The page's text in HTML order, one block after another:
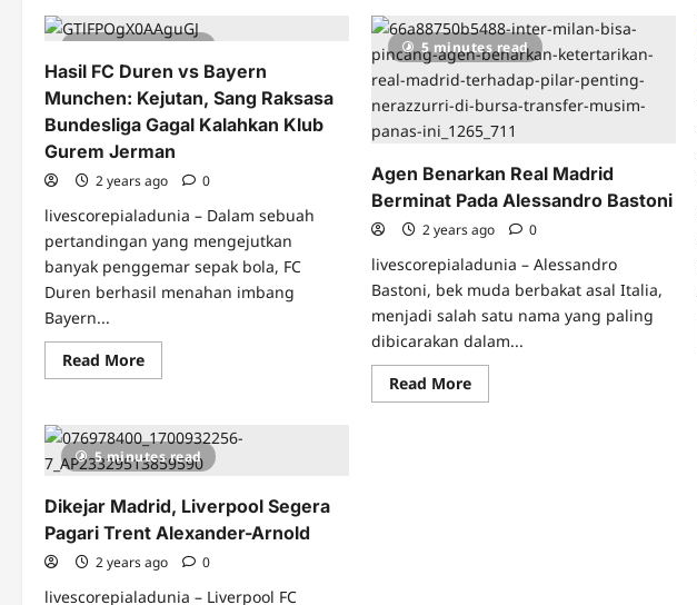
Selangkah
Lebih
Gabung
Atletico
Madrid:
Apa
yang
Bisa
Diharapkan?
Rekap
Guinea
di
Olimpiade
2024:
Babak
Belur
di
3
‘Karma’
Singkirkan
Timnas
Indonesia
U-
23?
5 minutes read
Hasil FC Duren vs Bayern
Munchen: Kejutan, Sang Raksasa
Bundesliga Gagal Kalahkan Klub
Gurem Jerman
2 years ago 0
livescorepialadunia – Dalam sebuah
pertandingan yang mengejutkan
banyak penggemar sepak bola, FC
Duren berhasil menahan imbang
Bayern...
Read MoreRead
more
Duren
vs
Bayern
Kejutan,
Sang
Raksasa
Bundesliga
Gagal
Kalahkan
Klub
5 minutes read
Agen Benarkan Real Madrid
Berminat Pada Alessandro Bastoni
2 years ago 0
livescorepialadunia – Alessandro
Bastoni, bek muda berbakat asal Italia,
menjadi salah satu nama yang paling
dibicarakan dalam...
Read MoreRead
more
5 minutes read
Dikejar Madrid, Liverpool Segera
Pagari Trent Alexander-Arnold
2 years ago 0
livescorepialadunia – Liverpool FC